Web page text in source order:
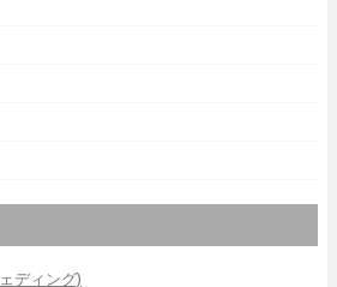
ディング)